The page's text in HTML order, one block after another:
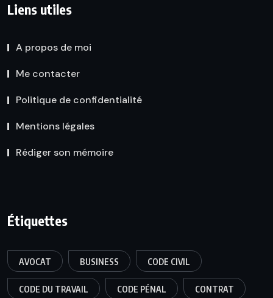
Liens utiles
A propos de moi
Me contacter
Politique de confidentialité
Mentions légales
Rédiger son mémoire
Étiquettes
AVOCAT BUSINESS CODE CIVIL
CODE DU TRAVAIL CODE PÉNAL CONTRAT